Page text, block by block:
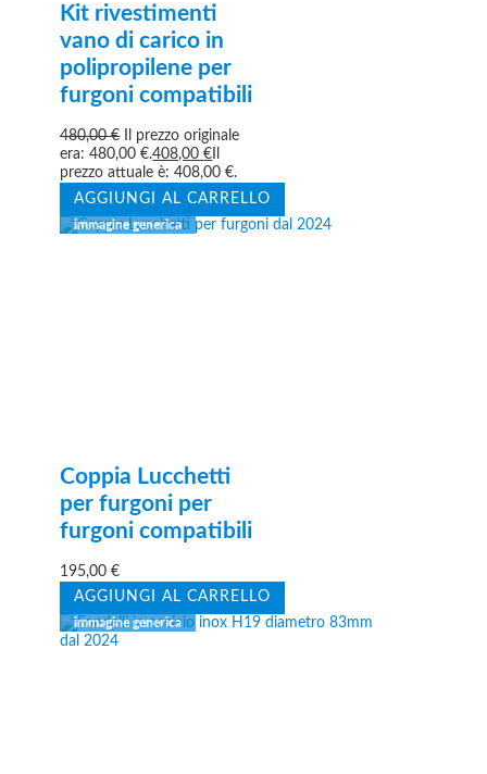
Kit rivestimenti
vano di carico in
polipropilene per
furgoni compatibili
480,00€
Il prezzo originale
era: 480,00 €.408,00€
prezzo attuale è: 408,00 €.
AGGIUNGI AL CARRELLO
Coppia Lucchetti
per furgoni per
furgoni compatibili
195,00€
AGGIUNGI AL CARRELLO